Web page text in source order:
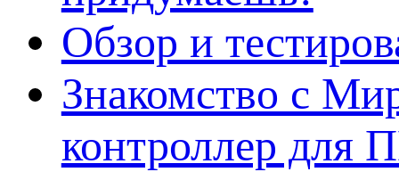
Обзор и
Знакомство с
контроллер для